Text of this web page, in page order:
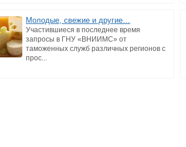
Молодые, свежие и другие…
Участившиеся в последнее время
запросы в ГНУ «ВНИИМС» от
таможенных служб различных регионов с
прос...